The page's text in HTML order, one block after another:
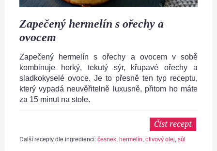
Zapečený hermelín s ořechy a
ovocem
Zapečený hermelín s ořechy a ovocem v sobě
kombinuje horký, tekutý sýr, křupavé ořechy a
sladkokyselé ovoce. Je to přesně ten typ receptu,
který vypadá neuvěřitelně luxusně, přitom ho máte
za 15 minut na stole.
Číst recept
Další recepty dle ingrediencí: česnek hermelín olivový olej sůl